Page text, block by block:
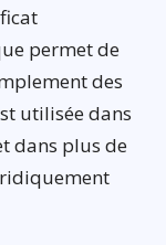
permet de
des
utilisée dans
dans plus de